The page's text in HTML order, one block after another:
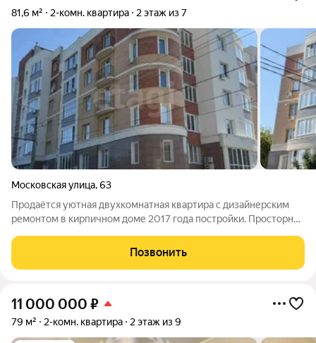
81,6 м² 2-комн. квартира 2 этаж из 7
Московская улица,63
Продаётся уютная двухкомнатная квартира с дизайнерским
ремонтом в кирпичном доме 2017 года постройки. Просторная
гостей, а изолированные комнаты обеспечивают приватность
и спокойствие. Из окон
Позвонить
11 000 000 ₽
79 м² 2-комн. квартира 2 этаж из 9